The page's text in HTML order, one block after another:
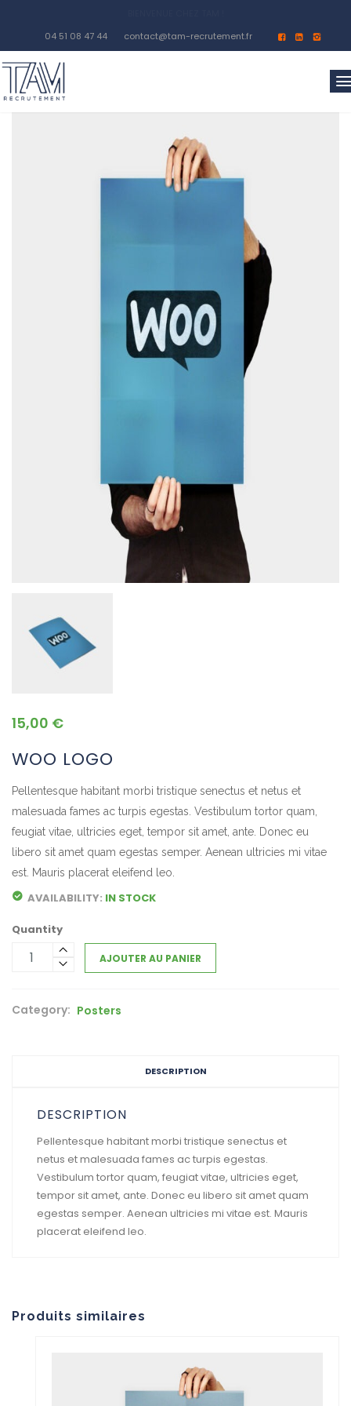
04 51 08 47 44 contact@tam-recrutement.fr
15,00 €
WOO LOGO
Pellentesque habitant morbi tristique senectus et netus et
malesuada fames ac turpis egestas. Vestibulum tortor quam,
feugiat vitae, ultricies eget, tempor sit amet, ante. Donec eu
libero sit amet quam egestas semper. Aenean ultricies mi vitae
est. Mauris placerat eleifend leo.
AVAILABILITY: IN STOCK
Quantity
AJOUTER AU PANIER
Category: Posters
DESCRIPTION
DESCRIPTION
Pellentesque habitant morbi tristique senectus et
netus et malesuada fames ac turpis egestas.
Vestibulum tortor quam, feugiat vitae, ultricies eget,
tempor sit amet, ante. Donec eu libero sit amet quam
egestas semper. Aenean ultricies mi vitae est. Mauris
placerat eleifend leo.
Produits similaires